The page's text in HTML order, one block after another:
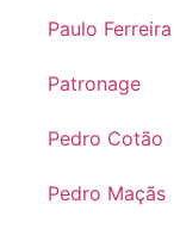
Paulo Ferreira
Patronage
Pedro Cotão
Pedro Maçãs